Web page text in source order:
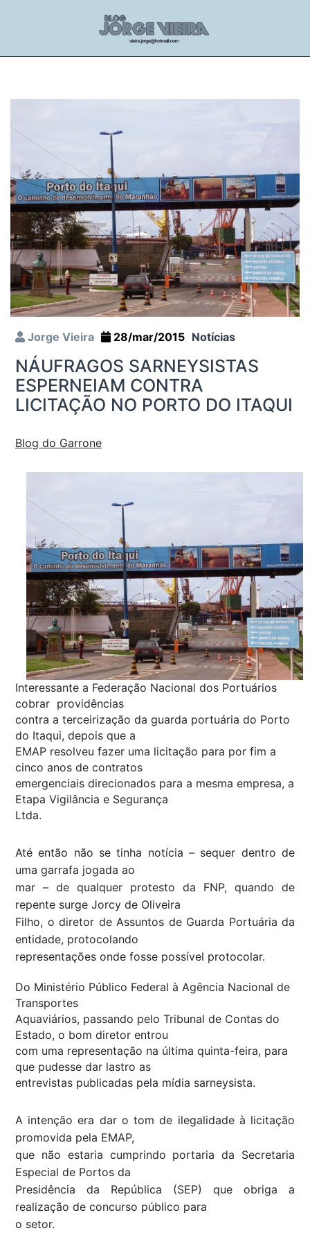
Jorge Vieira 28/mar/2015 Notícias
NÁUFRAGOS SARNEYSISTAS
ESPERNEIAM CONTRA
LICITAÇÃO NO PORTO DO ITAQUI
Blog do Garrone
Interessante a Federação Nacional dos Portuários
cobrar providências
contra a terceirização da guarda portuária do Porto
do Itaqui, depois que a
EMAP resolveu fazer uma licitação para por fim a
cinco anos de contratos
emergenciais direcionados para a mesma empresa, a
Etapa Vigilância e Segurança
Ltda.
Até então não se tinha notícia – sequer dentro de
uma garrafa jogada ao
mar – de qualquer protesto da FNP, quando de
repente surge Jorcy de Oliveira
Filho, o diretor de Assuntos de Guarda Portuária da
entidade, protocolando
representações onde fosse possível protocolar.
Do Ministério Público Federal à Agência Nacional de
Transportes
Aquaviários, passando pelo Tribunal de Contas do
Estado, o bom diretor entrou
com uma representação na última quinta-feira, para
que pudesse dar lastro as
entrevistas publicadas pela mídia sarneysista.
A intenção era dar o tom de ilegalidade à licitação
promovida pela EMAP,
que não estaria cumprindo portaria da Secretaria
Especial de Portos da
Presidência da República (SEP) que obriga a
realização de concurso público para
o setor.